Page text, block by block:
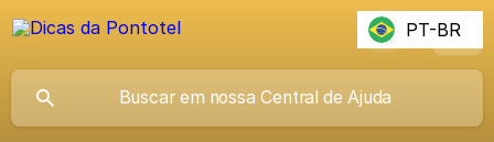
PT-BR